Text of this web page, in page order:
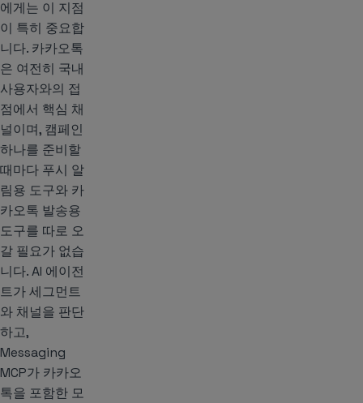
에게는 이 지점
이 특히 중요합
니다. 카카오톡
은 여전히 국내
사용자와의 접
점에서 핵심 채
널이며, 캠페인
하나를 준비할
때마다 푸시 알
림용 도구와 카
카오톡 발송용
도구를 따로 오
갈 필요가 없습
니다. AI 에이전
트가 세그먼트
와 채널을 판단
하고,
Messaging
MCP가 카카오
톡을 포함한 모